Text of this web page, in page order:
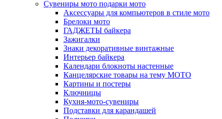
Сувениры мото подарки мото
Аксессуары для компьютеров в стиле мото
Брелоки мото
ГАДЖЕТЫ байкера
Зажигалки
Знаки декоративные винтажные
Интерьер байкера
Календари блокноты настенные
Канцелярские товары на тему МОТО
Картины и постеры
Ключницы
Кухня-мото-сувениры
Подставки для карандашей